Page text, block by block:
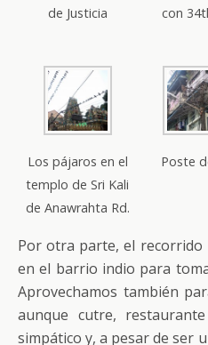
de Justicia
con
Los pájaros en el
templo de Sri Kali
de Anawrahta Rd.
Poste
Por otra parte, el recorrido
en el barrio indio para
Aprovechamos también
aunque cutre,
simpático y, a pesar de ser